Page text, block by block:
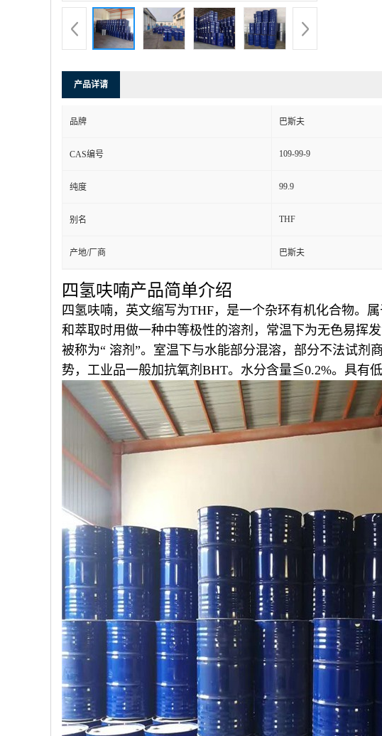
产品详请
品牌 巴斯夫
CAS编号 109-99-9
纯度 99.9
别名 THF
产地/厂商 巴斯夫
四氢呋喃产品简单介绍
四氢呋喃，英文缩写为THF，是一个杂环有机化合物。
和萃取时用做一种中等极性的溶剂，常温下为无色易挥
被称为“ 溶剂”。室温下与水能部分混溶，部分不法试
势，工业品一般加抗氧剂BHT。水分含量≦0.2%。具有